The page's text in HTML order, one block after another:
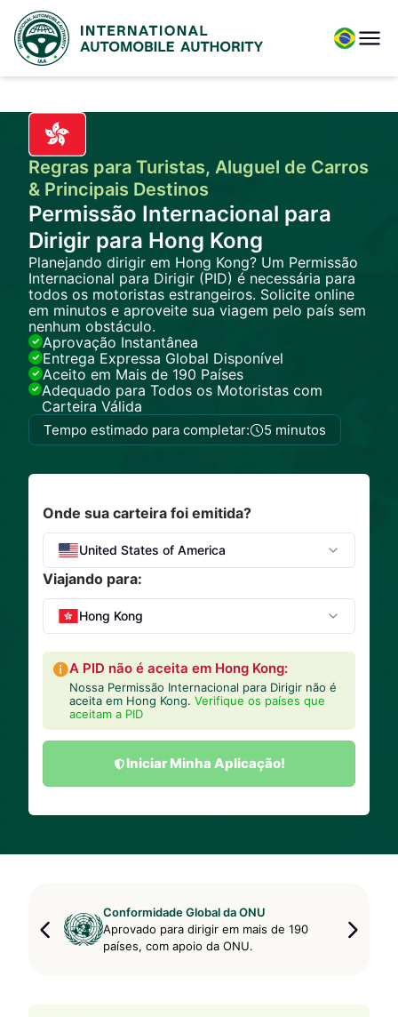
Regras para Turistas, Aluguel de Carros
& Principais Destinos
Permissão Internacional para
Dirigir para Hong Kong
Planejando dirigir em Hong Kong? Um Permissão
Internacional para Dirigir (PID) é necessária para
todos os motoristas estrangeiros. Solicite online
em minutos e aproveite sua viagem pelo país sem
nenhum obstáculo.
Aprovação Instantânea
Entrega Expressa Global Disponível
Aceito em Mais de 190 Países
Adequado para Todos os Motoristas com
Carteira Válida
Tempo estimado para completar: 5 minutos
Onde sua carteira foi emitida?
United States of America
Viajando para:
Hong Kong
A PID não é aceita em Hong Kong:
Nossa Permissão Internacional para Dirigir não é
aceita em Hong Kong. Verifique os países que
aceitam a PID
Iniciar Minha Aplicação!
Conformidade Global da ONU
Aprovado para dirigir em mais de 190
países, com apoio da ONU.